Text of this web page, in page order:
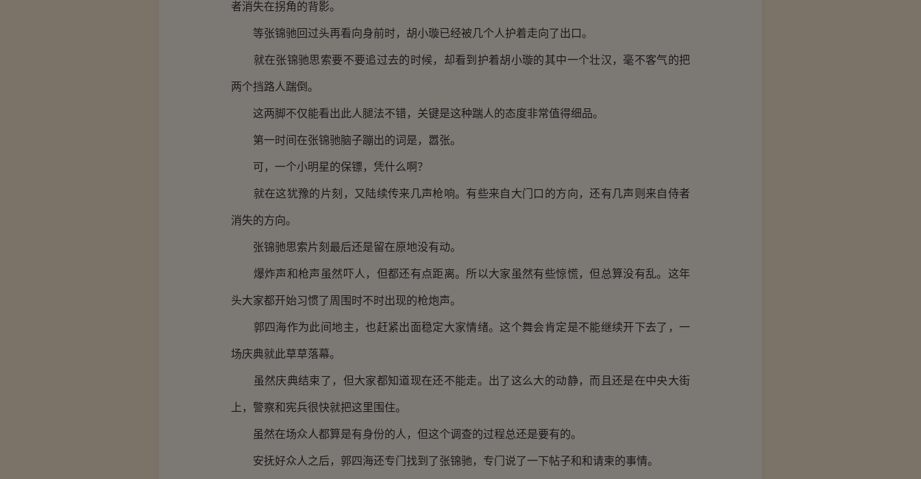
者消失在拐角的背影。
等张锦驰回过头再看向身前时，胡小璇已经被几个人护着走向了出口。
就在张锦驰思索要不要追过去的时候，却看到护着胡小璇的其中一个壮汉，毫不客气的把
两个挡路人踹倒。
这两脚不仅能看出此人腿法不错，关键是这种踹人的态度非常值得细品。
第一时间在张锦驰脑子蹦出的词是，嚣张。
可，一个小明星的保镖，凭什么啊？
就在这犹豫的片刻，又陆续传来几声枪响。有些来自大门口的方向，还有几声则来自侍者
消失的方向。
张锦驰思索片刻最后还是留在原地没有动。
爆炸声和枪声虽然吓人，但都还有点距离。所以大家虽然有些惊慌，但总算没有乱。这年
头大家都开始习惯了周围时不时出现的枪炮声。
郭四海作为此间地主，也赶紧出面稳定大家情绪。这个舞会肯定是不能继续开下去了，一
场庆典就此草草落幕。
虽然庆典结束了，但大家都知道现在还不能走。出了这么大的动静，而且还是在中央大街
上，警察和宪兵很快就把这里围住。
虽然在场众人都算是有身份的人，但这个调查的过程总还是要有的。
安抚好众人之后，郭四海还专门找到了张锦驰，专门说了一下帖子和和请柬的事情。